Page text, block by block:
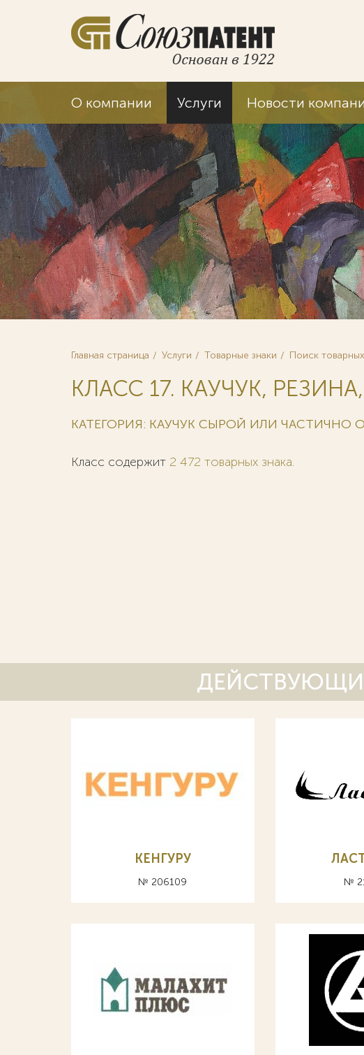
О компании Услуги Новости
Главная страница Услуги Товарные знаки Поиск
КЛАСС 17. КАУЧУК,
КАТЕГОРИЯ: КАУЧУК СЫРОЙ ИЛИ ЧАСТИЧНО
Класс содержит 2 472 товарных знака.
КЕНГУРУ
№ 206109 №